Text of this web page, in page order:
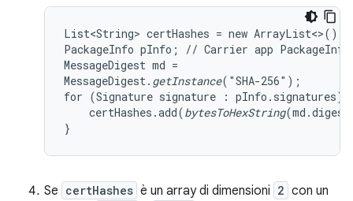
List<String> certHashes = new ArrayList<>();
PackageInfo pInfo; // Carrier app PackageInfo
MessageDigest md =
MessageDigest. getInstance("SHA-256");
for (Signature signature : pInfo.signatures)
    certHashes.add(
bytesToHexString
}
Se certHashes è un array di dimensioni 2 con un